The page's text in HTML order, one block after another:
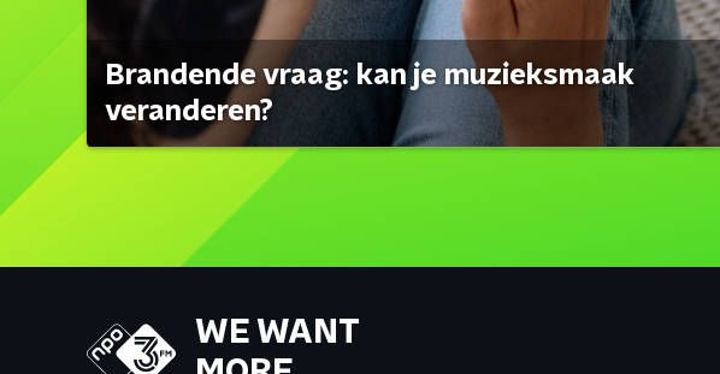
Brandende vraag: kan je muzieksmaak
veranderen?
WE WANT